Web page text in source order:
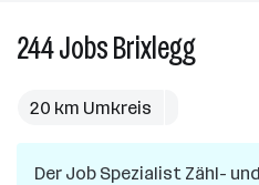
244JobsBrixlegg244
Jobs
20 km Umkreis
Der Job Spezialist Zähl-